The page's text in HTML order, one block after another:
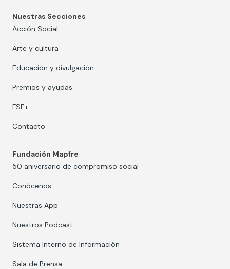
Nuestras Secciones
Acción Social
Arte y cultura
Educación y divulgación
Premios y ayudas
FSE+
Contacto
Fundación Mapfre
50 aniversario de compromiso social
Conócenos
Nuestras App
Nuestros Podcast
Sistema Interno de Información
Sala de Prensa